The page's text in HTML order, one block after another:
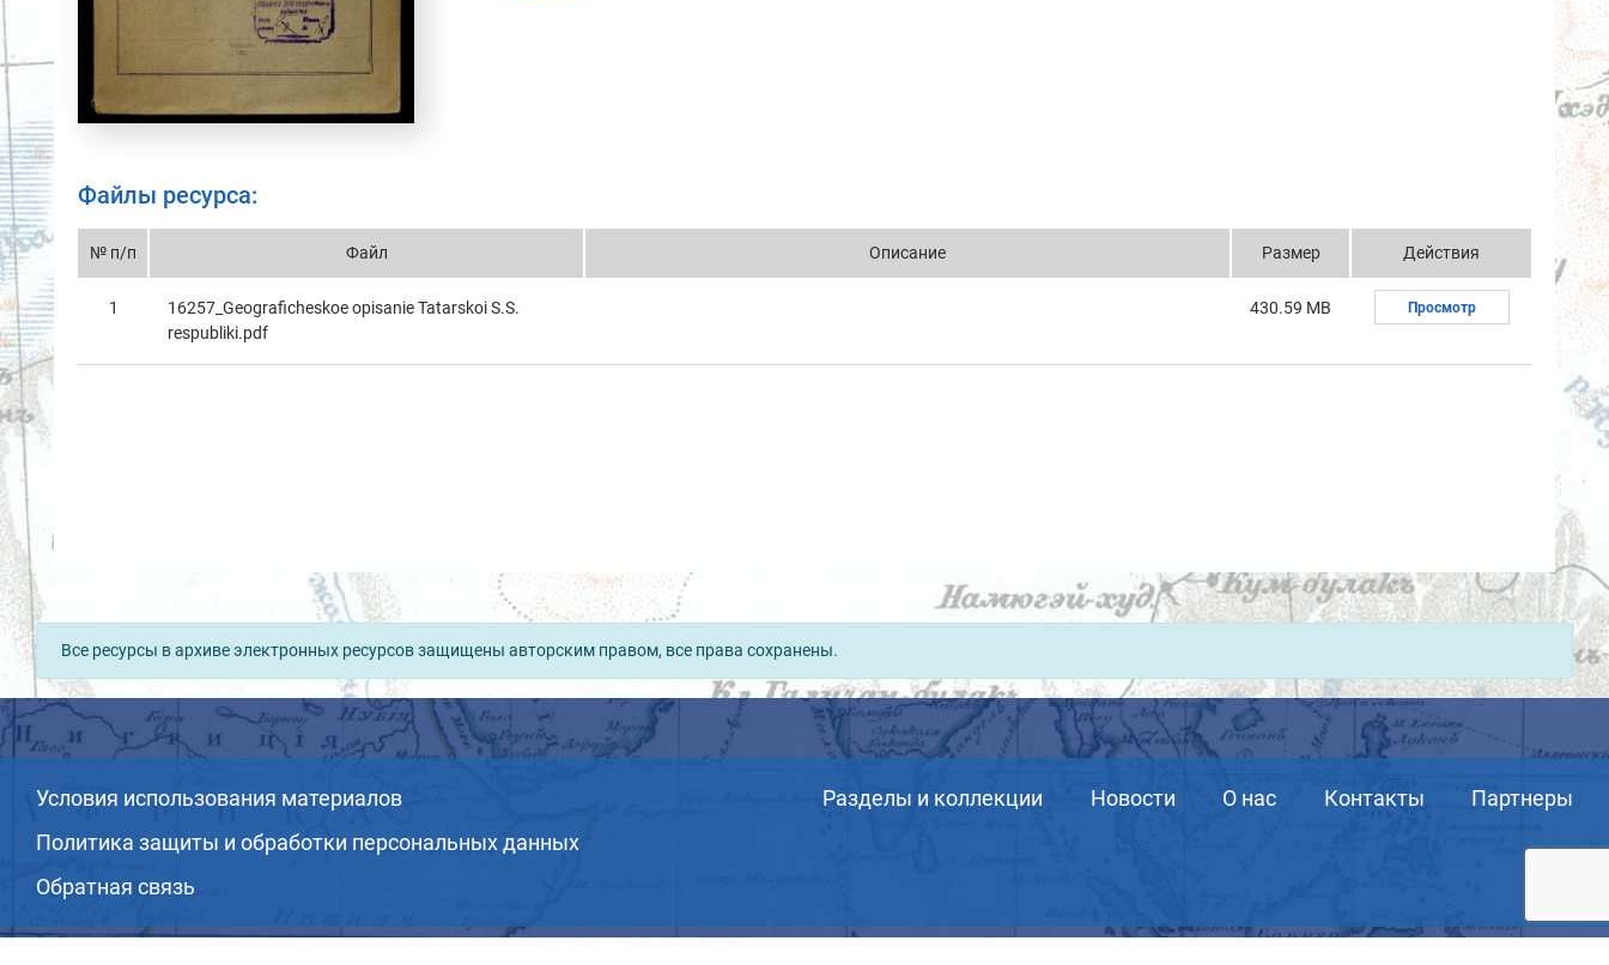
Файлы ресурса:
№ п/п Файл Описание Размер Действия
1
16257_Geograficheskoe opisanie Tatarskoi S.S.
respubliki.pdf
430.59 MB Просмотр
Все ресурсы в архиве электронных ресурсов защищены авторским правом, все права сохранены.
Условия использования материалов
Политика защиты и обработки персональных данных
Обратная связь
Разделы и коллекции Новости О нас Контакты Партнеры